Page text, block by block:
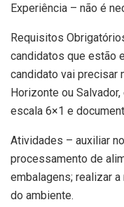
Experiência – não é
Requisitos
candidatos que estão
candidato vai precisar
Horizonte ou
escala 6×1 e
Atividades – auxiliar
processamento de
embalagens; realizar
do ambiente.